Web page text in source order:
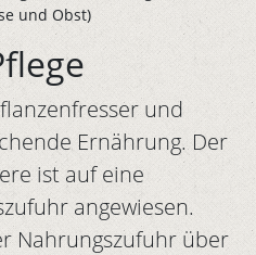
und Obst)
und
Ernährung. Der
ist auf eine
angewiesen.
Nahrungszufuhr über